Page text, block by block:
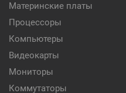
Материнские платы
Процессоры
Компьютеры
Видеокарты
Мониторы
Коммутаторы